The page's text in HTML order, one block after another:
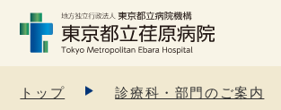
トップ
診療科・部門のご案内